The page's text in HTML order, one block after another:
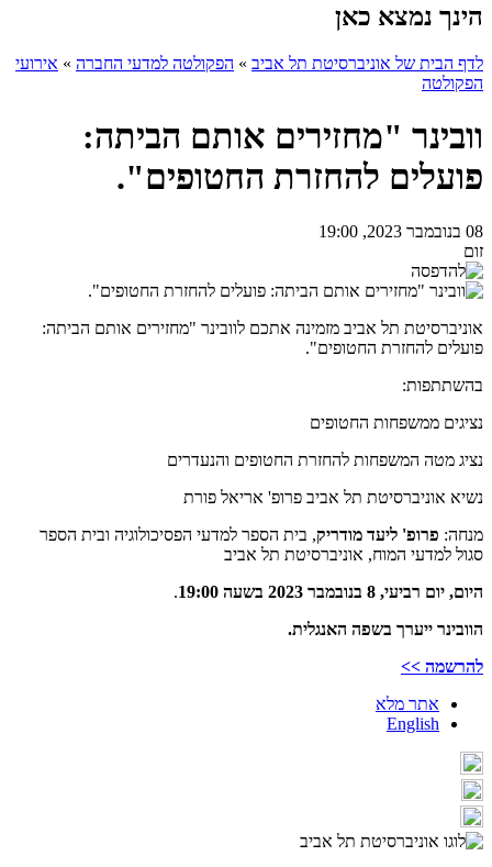
הינך נמצא כאן
לדף הבית של אוניברסיטת תל אביב » הפקולטה למדעי החברה » אירועי
הפקולטה
וובינר "מחזירים אותם הביתה:
פועלים להחזרת החטופים".
08 בנובמבר 2023, 19:00
זום
אוניברסיטת תל אביב מזמינה אתכם לוובינר "מחזירים אותם הביתה:
פועלים להחזרת החטופים".
בהשתתפות:
נציגים ממשפחות החטופים
נציג מטה המשפחות להחזרת החטופים והנעדרים
נשיא אוניברסיטת תל אביב פרופ' אריאל פורת
מנחה: פרופ' ליעד מודריק, בית הספר למדעי הפסיכולוגיה ובית הספר
סגול למדעי המוח, אוניברסיטת תל אביב
היום, יום רביעי, 8 בנובמבר 2023 בשעה 19:00
.
הוובינר ייערך בשפה האנגלית.
להרשמה >>
אתר מלא
English